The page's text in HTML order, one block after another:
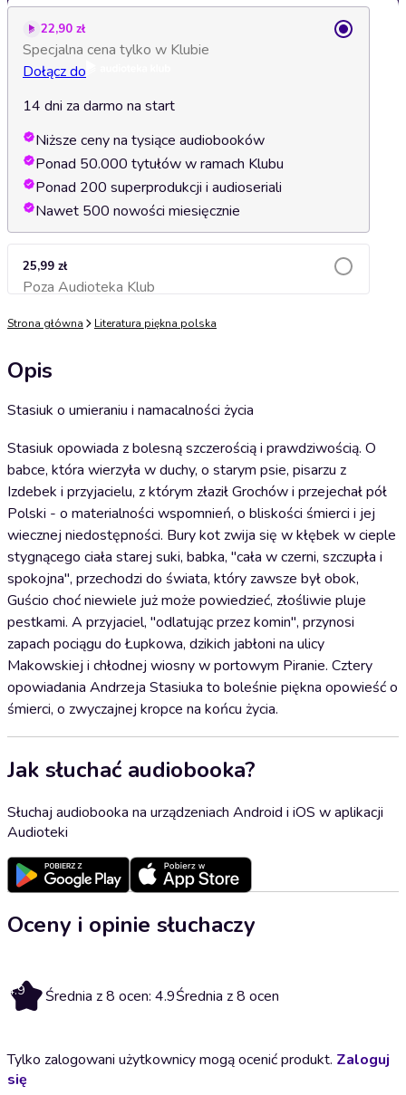
22,90 zł
Specjalna cena tylko w Klubie
Dołącz do
14 dni za darmo na start
Niższe ceny na tysiące audiobooków
Ponad 50.000 tytułów w ramach Klubu
Ponad 200 superprodukcji i audioseriali
Nawet 500 nowości miesięcznie
25,99 zł
Poza Audioteka KlubDodaj do koszyka
Strona główna Literatura piękna polska
Opis
Stasiuk o umieraniu i namacalności życia
Stasiuk opowiada z bolesną szczerością i prawdziwością. O
babce, która wierzyła w duchy, o starym psie, pisarzu z
Izdebek i przyjacielu, z którym złaził Grochów i przejechał pół
Polski - o materialności wspomnień, o bliskości śmierci i jej
wiecznej niedostępności. Bury kot zwija się w kłębek w cieple
stygnącego ciała starej suki, babka, "cała w czerni, szczupła i
spokojna", przechodzi do świata, który zawsze był obok,
Guścio choć niewiele już może powiedzieć, złośliwie pluje
pestkami. A przyjaciel, "odlatując przez komin", przynosi
zapach pociągu do Łupkowa, dzikich jabłoni na ulicy
Makowskiej i chłodnej wiosny w portowym Piranie. Cztery
opowiadania Andrzeja Stasiuka to boleśnie piękna opowieść o
śmierci, o zwyczajnej kropce na końcu życia.
Jak słuchać audiobooka?
Słuchaj audiobooka na urządzeniach Android i iOS w aplikacji
Audioteki
Oceny i opinie słuchaczy
4.9 Średnia z 8 ocen: 4.9Średnia z 8 ocen
Tylko zalogowani użytkownicy mogą ocenić produkt. Zaloguj
się